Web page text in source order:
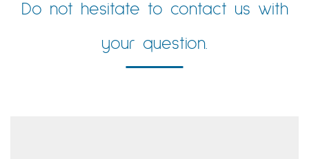
Do not hesitate to contact us with
your question.